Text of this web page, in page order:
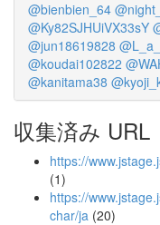
@bienbien_64
@Ky82SJHUiVX33sY
@jun18619828
@koudai102822
@kanitama38
収集済み URL
https://
(1)
https://
char/ja (20)